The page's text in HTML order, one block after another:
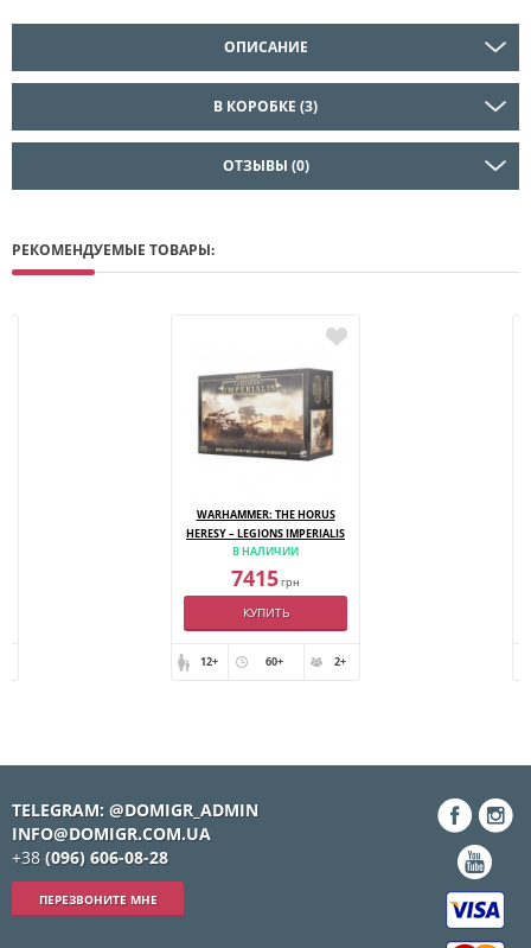
ОПИСАНИЕ
В КОРОБКЕ (3)
ОТЗЫВЫ (0)
РЕКОМЕНДУЕМЫЕ ТОВАРЫ:
WARHAMMER: THE HORUS
HERESY – LEGIONS IMPERIALIS
В НАЛИЧИИ
7415грн
КУПИТЬ
12+ 60+ 2+
TELEGRAM: @DOMIGR_ADMIN
INFO@DOMIGR.COM.UA
+38 (096) 606-08-28
ПЕРЕЗВОНИТЕ МНЕ